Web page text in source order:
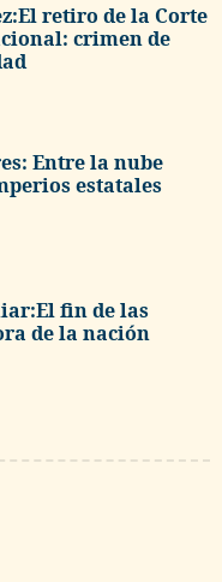
retiro de la Corte
crimen de
Entre la nube
estatales
fin de las
de la nación